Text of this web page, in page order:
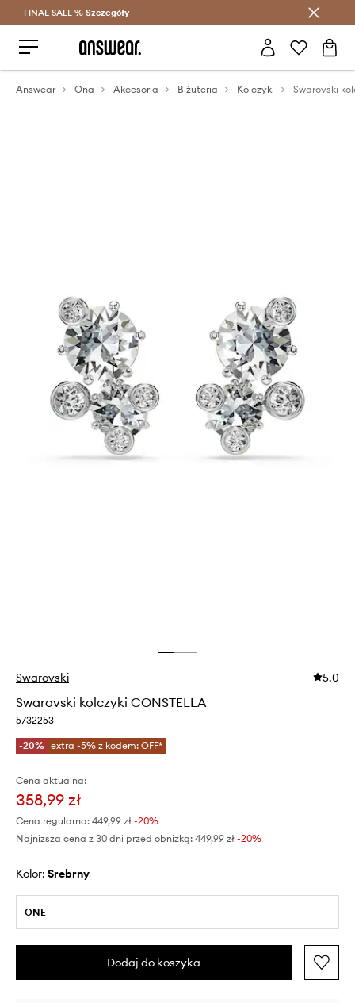
Oszczędzaj z Answear Club >
FINAL SALE % Szczegóły
Answear Ona Akcesoria Biżuteria Kolczyki Swarovski
Swarovski 5.0
Swarovski kolczyki CONSTELLA
5732253
-20% extra -5% z kodem: OFF*
Cena aktualna:
358,99 zł
Cena regularna: 449,99 zł -20%
Najniższa cena z 30 dni przed obniżką: 449,99 zł -20%
Kolor: srebrny
ONE
Dodaj do koszyka